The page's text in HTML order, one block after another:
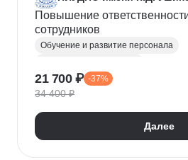
Повышение
сотрудников
Обучение и развитие персонала
21 700 ₽ -37%
34 400 ₽
Далее